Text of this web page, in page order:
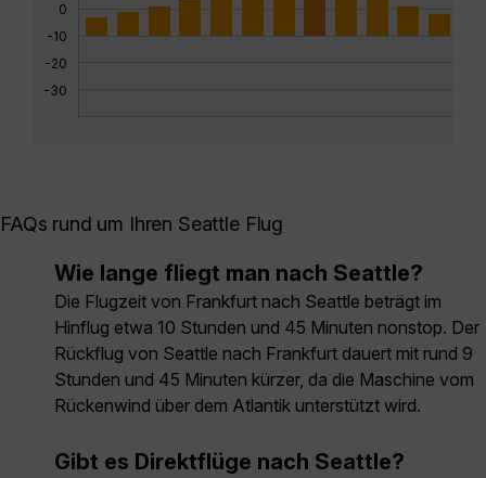
0
-10
-20
-30
FAQs rund um Ihren Seattle Flug
Wie lange fliegt man nach Seattle?
Die Flugzeit von Frankfurt nach Seattle beträgt im
Hinflug etwa 10 Stunden und 45 Minuten nonstop. Der
Rückflug von Seattle nach Frankfurt dauert mit rund 9
Stunden und 45 Minuten kürzer, da die Maschine vom
Rückenwind über dem Atlantik unterstützt wird.
Gibt es Direktflüge nach Seattle?